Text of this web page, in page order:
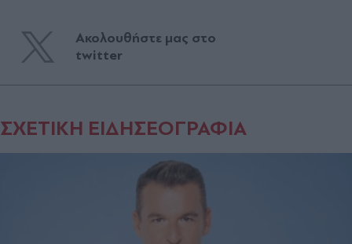
Ακολουθήστε μας στο
twitter
ΣΧΕΤΙΚΗ ΕΙΔΗΣΕΟΓΡΑΦΙΑ